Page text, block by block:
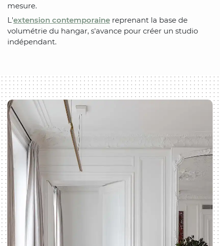
mesure.
L'extension contemporaine reprenant la base de
volumétrie du hangar, s'avance pour créer un studio
indépendant.